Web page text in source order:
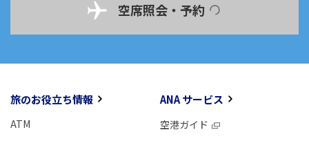
空席照会・予約
旅のお役立ち情報
ATM
ANA サービス
空港ガイド